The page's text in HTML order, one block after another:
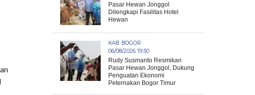
Pasar Hewan Jonggol
Dilengkapi Fasilitas Hotel
Hewan
KAB. BOGOR
06/08/2026 19:50
Rudy Susmanto Resmikan
Pasar Hewan Jonggol, Dukung
Penguatan Ekonomi
Peternakan Bogor Timur